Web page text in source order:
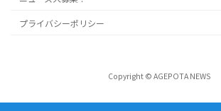
プライバシーポリシー
Copyright © AGEPOTA NEWS